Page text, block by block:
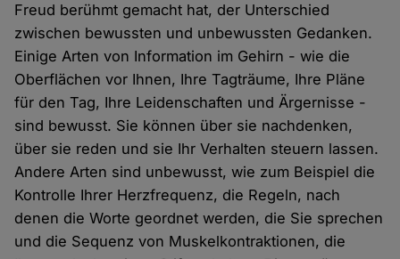
Freud berühmt gemacht hat, der Unterschied
zwischen bewussten und unbewussten Gedanken.
Einige Arten von Information im Gehirn - wie die
Oberflächen vor Ihnen, Ihre Tagträume, Ihre Pläne
für den Tag, Ihre Leidenschaften und Ärgernisse -
sind bewusst. Sie können über sie nachdenken,
über sie reden und sie Ihr Verhalten steuern lassen.
Andere Arten sind unbewusst, wie zum Beispiel die
Kontrolle Ihrer Herzfrequenz, die Regeln, nach
denen die Worte geordnet werden, die Sie sprechen
und die Sequenz von Muskelkontraktionen, die